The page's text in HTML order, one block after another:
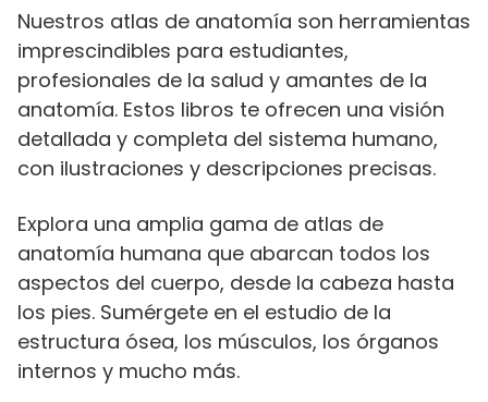
Nuestros atlas de anatomía son herramientas
imprescindibles para estudiantes,
profesionales de la salud y amantes de la
anatomía. Estos libros te ofrecen una visión
detallada y completa del sistema humano,
con ilustraciones y descripciones precisas.
Explora una amplia gama de atlas de
anatomía humana que abarcan todos los
aspectos del cuerpo, desde la cabeza hasta
los pies. Sumérgete en el estudio de la
estructura ósea, los músculos, los órganos
internos y mucho más.